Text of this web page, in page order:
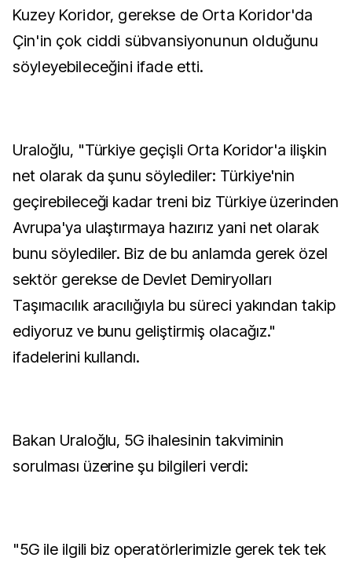
Kuzey Koridor, gerekse de Orta Koridor'da
Çin'in çok ciddi sübvansiyonunun olduğunu
söyleyebileceğini ifade etti.
Uraloğlu, "Türkiye geçişli Orta Koridor'a ilişkin
net olarak da şunu söylediler: Türkiye'nin
geçirebileceği kadar treni biz Türkiye üzerinden
Avrupa'ya ulaştırmaya hazırız yani net olarak
bunu söylediler. Biz de bu anlamda gerek özel
sektör gerekse de Devlet Demiryolları
Taşımacılık aracılığıyla bu süreci yakından takip
ediyoruz ve bunu geliştirmiş olacağız."
ifadelerini kullandı.
Bakan Uraloğlu, 5G ihalesinin takviminin
sorulması üzerine şu bilgileri verdi:
"5G ile ilgili biz operatörlerimizle gerek tek tek